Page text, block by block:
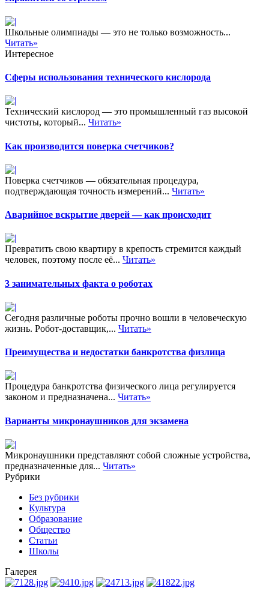
Школьные олимпиады — это не только возможность...
Читать»
Интересное
Сферы использования технического кислорода
Технический кислород — это промышленный газ высокой
чистоты, который... Читать»
Как производится поверка счетчиков?
Поверка счетчиков — обязательная процедура,
подтверждающая точность измерений... Читать»
Аварийное вскрытие дверей — как происходит
Превратить свою квартиру в крепость стремится каждый
человек, поэтому после её... Читать»
3 занимательных факта о роботах
Сегодня различные роботы прочно вошли в человеческую
жизнь. Робот-доставщик,... Читать»
Преимущества и недостатки банкротства физлица
Процедура банкротства физического лица регулируется
законом и предназначена... Читать»
Варианты микронаушников для экзамена
Микронаушники представляют собой сложные устройства,
предназначенные для... Читать»
Рубрики
Без рубрики
Культура
Образование
Общество
Статьи
Школы
Галерея